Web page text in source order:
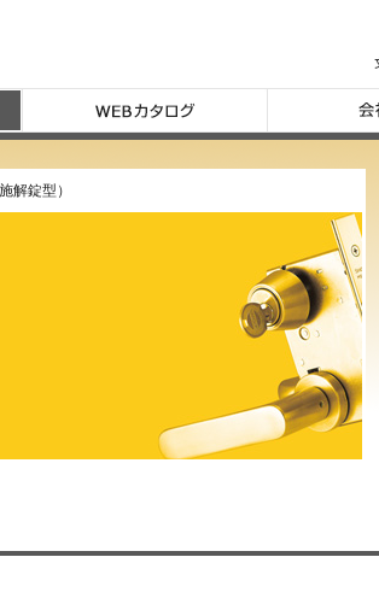
解錠型）